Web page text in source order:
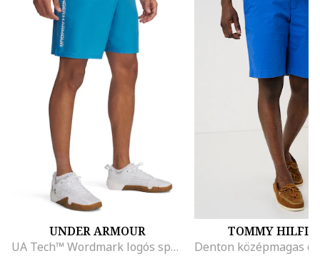
UNDER ARMOUR
UA Tech™ Wordmark logós sportrövidnadrág, Kék
TOMMY